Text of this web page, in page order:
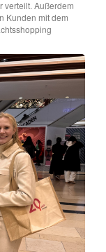
verteilt. Außerdem
Kunden mit dem